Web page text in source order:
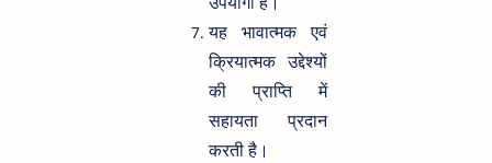
यह भावात्मक एवं
क्रियात्मक उद्देश्यों
की प्राप्ति में
सहायता प्रदान
करती है।